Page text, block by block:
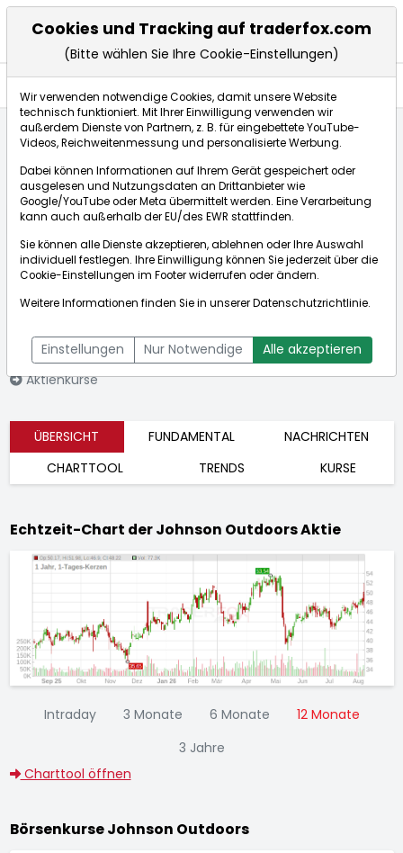
Börse:
Outdoors
[WKN: 881525 | ISIN:
US4791671088]
Aktienkurse
Bid:39,300$Ask:58,890$
ÜBERSICHT FUNDAMENTAL
NACHRICHTEN
CHARTTOOL
TRENDS KURSE
Echtzeit-Chart der Johnson Outdoors Aktie
Intraday 3 Monate 6 Monate
12 Monate
3 Jahre
Charttool öffnen
Börsenkurse Johnson Outdoors
Cookies und Tracking auf traderfox.com
(Bitte wählen Sie Ihre Cookie-Einstellungen)
Wir verwenden notwendige Cookies, damit unsere Website
technisch funktioniert. Mit Ihrer Einwilligung verwenden wir
außerdem Dienste von Partnern, z. B. für eingebettete YouTube-
Videos, Reichweitenmessung und personalisierte Werbung.
Dabei können Informationen auf Ihrem Gerät gespeichert oder
ausgelesen und Nutzungsdaten an Drittanbieter wie
Google/YouTube oder Meta übermittelt werden. Eine Verarbeitung
kann auch außerhalb der EU/des EWR stattfinden.
Sie können alle Dienste akzeptieren, ablehnen oder Ihre Auswahl
individuell festlegen. Ihre Einwilligung können Sie jederzeit über die
Cookie-Einstellungen im Footer widerrufen oder ändern.
Weitere Informationen finden Sie in unsererDatenschutzrichtlinie.
Einstellungen Nur Notwendige Alle akzeptieren